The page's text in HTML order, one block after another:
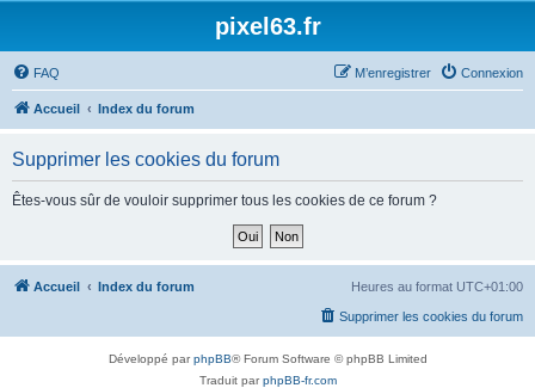
pixel63.fr
FAQ Connexion
M’enregistrer
Accueil Index du forum
Supprimer les cookies du forum
Êtes-vous sûr de vouloir supprimer tous les cookies de ce forum ?
Accueil Index du forum Heures au format UTC+01:00
Supprimer les cookies du forum
Développé parphpBB® Forum Software © phpBB Limited
Traduit parphpBB-fr.com